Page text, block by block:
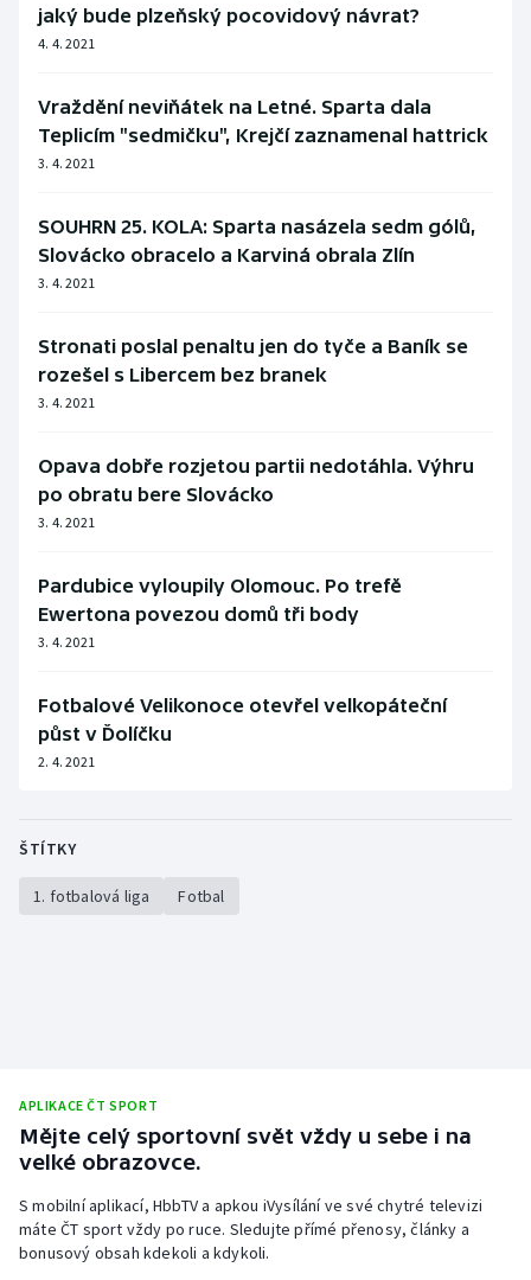
jaký bude plzeňský pocovidový návrat?
4. 4. 2021
Vraždění neviňátek na Letné. Sparta dala
Teplicím "sedmičku", Krejčí zaznamenal hattrick
3. 4. 2021
SOUHRN 25. KOLA: Sparta nasázela sedm gólů,
Slovácko obracelo a Karviná obrala Zlín
3. 4. 2021
Stronati poslal penaltu jen do tyče a Baník se
rozešel s Libercem bez branek
3. 4. 2021
Opava dobře rozjetou partii nedotáhla. Výhru
po obratu bere Slovácko
3. 4. 2021
Pardubice vyloupily Olomouc. Po trefě
Ewertona povezou domů tři body
3. 4. 2021
Fotbalové Velikonoce otevřel velkopáteční
půst v Ďolíčku
2. 4. 2021
ŠTÍTKY
1. fotbalová liga Fotbal
APLIKACE ČT SPORT
Mějte celý sportovní svět vždy u sebe i na
velké obrazovce.
S mobilní aplikací, HbbTV a apkou iVysílání ve své chytré televizi
máte ČT sport vždy po ruce. Sledujte přímé přenosy, články a
bonusový obsah kdekoli a kdykoli.